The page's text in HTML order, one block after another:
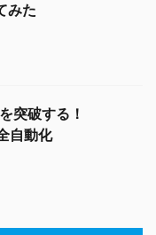
みた
突破する！
自動化